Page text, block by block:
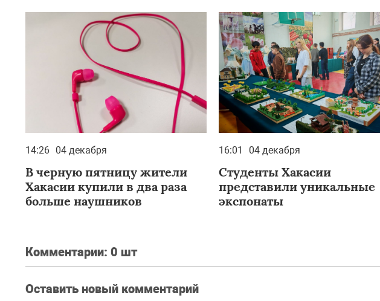
14:26 04 декабря
В черную пятницу жители
Хакасии купили в два раза
больше наушников
16:01 04 декабря
Студенты Хакасии
представили уникальные
экспонаты
Комментарии: 0 шт
Оставить новый комментарий